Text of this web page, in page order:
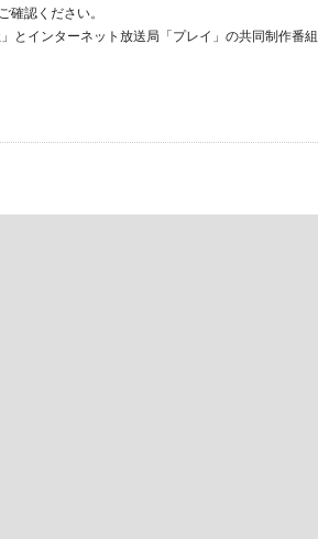
確認ください。
とインターネット放送局「プレイ」の共同制作番組